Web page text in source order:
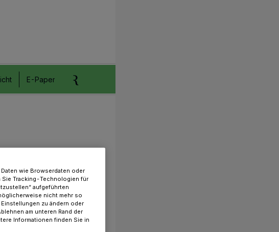
E-Paper Anzeigen aufgeben
wie Browserdaten oder
Sie Tracking-Technologien für
aufgeführten
nicht mehr so
zu ändern oder
am unteren Rand der
Informationen finden Sie in